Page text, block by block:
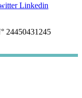
Linkedin
24450431245